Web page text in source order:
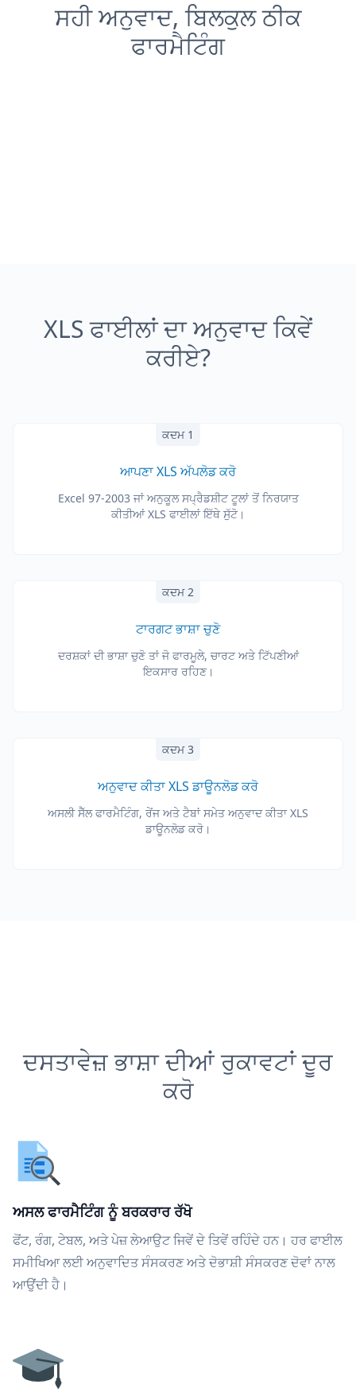
ਸਹੀ ਅਨੁਵਾਦ, ਬਿਲਕੁਲ ਠੀਕ
ਫਾਰਮੈਟਿੰਗ
XLS ਫਾਈਲਾਂ ਦਾ ਅਨੁਵਾਦ ਕਿਵੇਂ
ਕਰੀਏ?
ਕਦਮ 1
ਆਪਣਾ XLS ਅੱਪਲੋਡ ਕਰੋ
Excel 97-2003 ਜਾਂ ਅਨੁਕੂਲ ਸਪ੍ਰੈਡਸ਼ੀਟ ਟੂਲਾਂ ਤੋਂ ਨਿਰਯਾਤ
ਕੀਤੀਆਂ XLS ਫਾਈਲਾਂ ਇੱਥੇ ਸੁੱਟੋ।
ਕਦਮ 2
ਟਾਰਗਟ ਭਾਸ਼ਾ ਚੁਣੋ
ਦਰਸ਼ਕਾਂ ਦੀ ਭਾਸ਼ਾ ਚੁਣੋ ਤਾਂ ਜੋ ਫਾਰਮੂਲੇ, ਚਾਰਟ ਅਤੇ ਟਿੱਪਣੀਆਂ
ਇਕਸਾਰ ਰਹਿਣ।
ਕਦਮ 3
ਅਨੁਵਾਦ ਕੀਤਾ XLS ਡਾਊਨਲੋਡ ਕਰੋ
ਅਸਲੀ ਸੈੱਲ ਫਾਰਮੈਟਿੰਗ, ਰੇਂਜ ਅਤੇ ਟੈਬਾਂ ਸਮੇਤ ਅਨੁਵਾਦ ਕੀਤਾ XLS
ਡਾਊਨਲੋਡ ਕਰੋ।
ਦਸਤਾਵੇਜ਼ ਭਾਸ਼ਾ ਦੀਆਂ ਰੁਕਾਵਟਾਂ ਦੂਰ
ਕਰੋ
ਅਸਲ ਫਾਰਮੈਟਿੰਗ ਨੂੰ ਬਰਕਰਾਰ ਰੱਖੋ
ਫੋਂਟ, ਰੰਗ, ਟੇਬਲ, ਅਤੇ ਪੇਜ਼ ਲੇਆਉਟ ਜਿਵੇਂ ਦੇ ਤਿਵੇਂ ਰਹਿੰਦੇ ਹਨ। ਹਰ ਫਾਈਲ
ਸਮੀਖਿਆ ਲਈ ਅਨੁਵਾਦਿਤ ਸੰਸਕਰਣ ਅਤੇ ਦੋਭਾਸ਼ੀ ਸੰਸਕਰਣ ਦੋਵਾਂ ਨਾਲ
ਆਉਂਦੀ ਹੈ।